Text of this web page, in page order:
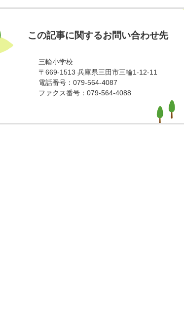
この記事に関するお問い合わせ先
三輪小学校
〒669-1513 兵庫県三田市三輪1-12-11
電話番号：079-564-4087
ファクス番号：079-564-4088